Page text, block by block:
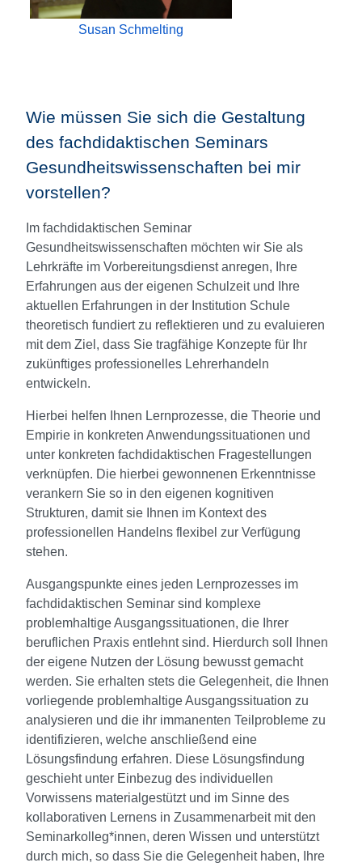
Susan Schmelting
Wie müssen Sie sich die Gestaltung
des fachdidaktischen Seminars
Gesundheitswissenschaften bei mir
vorstellen?
Im fachdidaktischen Seminar
Gesundheitswissenschaften möchten wir Sie als
Lehrkräfte im Vorbereitungsdienst anregen, Ihre
Erfahrungen aus der eigenen Schulzeit und Ihre
aktuellen Erfahrungen in der Institution Schule
theoretisch fundiert zu reflektieren und zu evaluieren
mit dem Ziel, dass Sie tragfähige Konzepte für Ihr
zukünftiges professionelles Lehrerhandeln
entwickeln.
Hierbei helfen Ihnen Lernprozesse, die Theorie und
Empirie in konkreten Anwendungssituationen und
unter konkreten fachdidaktischen Fragestellungen
verknüpfen. Die hierbei gewonnenen Erkenntnisse
verankern Sie so in den eigenen kognitiven
Strukturen, damit sie Ihnen im Kontext des
professionellen Handelns flexibel zur Verfügung
stehen.
Ausgangspunkte eines jeden Lernprozesses im
fachdidaktischen Seminar sind komplexe
problemhaltige Ausgangssituationen, die Ihrer
beruflichen Praxis entlehnt sind. Hierdurch soll Ihnen
der eigene Nutzen der Lösung bewusst gemacht
werden. Sie erhalten stets die Gelegenheit, die Ihnen
vorliegende problemhaltige Ausgangssituation zu
analysieren und die ihr immanenten Teilprobleme zu
identifizieren, welche anschließend eine
Lösungsfindung erfahren. Diese Lösungsfindung
geschieht unter Einbezug des individuellen
Vorwissens materialgestützt und im Sinne des
kollaborativen Lernens in Zusammenarbeit mit den
Seminarkolleg*innen, deren Wissen und unterstützt
durch mich, so dass Sie die Gelegenheit haben, Ihre